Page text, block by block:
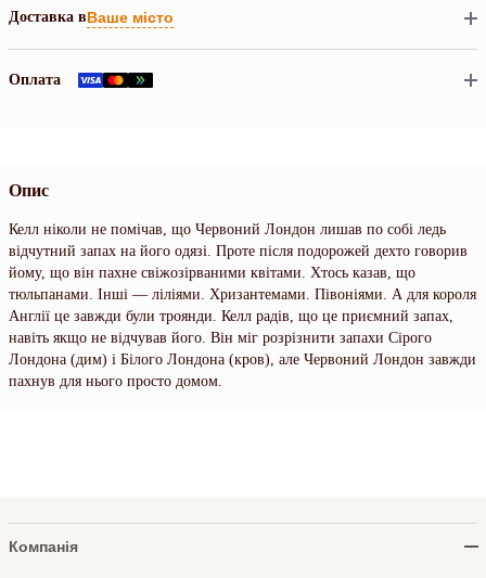
Доставка вВаше місто
Оплата
Опис
Келл ніколи не помічав, що Червоний Лондон лишав по собі ледь
відчутний запах на його одязі. Проте після подорожей дехто говорив
йому, що він пахне свіжозірваними квітами. Хтось казав, що
тюльпанами. Інші — ліліями. Хризантемами. Півоніями. А для короля
Англії це завжди були троянди. Келл радів, що це приємний запах,
навіть якщо не відчував його. Він міг розрізнити запахи Сірого
Лондона (дим) і Білого Лондона (кров), але Червоний Лондон завжди
пахнув для нього просто домом.
Компанія